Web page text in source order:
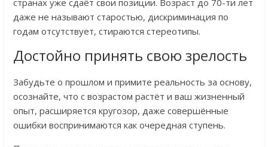
даже не называют старостью, дискриминация по
годам отсутствует, стираются стереотипы.
Достойно принять свою зрелость
Забудьте о прошлом и примите реальность за основу,
осознайте, что с возрастом растёт и ваш жизненный
опыт, расширяется кругозор, даже совершённые
ошибки воспринимаются как очередная ступень.